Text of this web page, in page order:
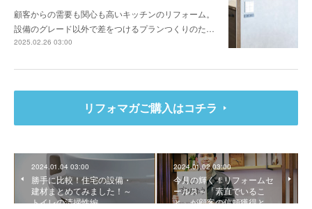
顧客からの需要も関心も高いキッチンのリフォーム。
設備のグレード以外で差をつけるプランつくりのた…
2025.02.26 03:00
リフォマガご購入はコチラ
2024.01.04 03:00
勝手に比較！住宅の設備・
建材まとめてみました！～
トイレの清掃性編
2024.01.02 03:00
今月の輝く！リフォームセ
ールス～「素直でいるこ
と」が顧客の信頼獲得と…